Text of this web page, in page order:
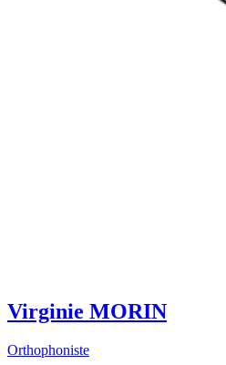
Virginie MORIN
Orthophoniste